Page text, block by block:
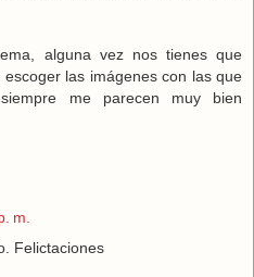
alguna vez nos tienes que
las imágenes con las que
me parecen muy bien
m.
Felictaciones